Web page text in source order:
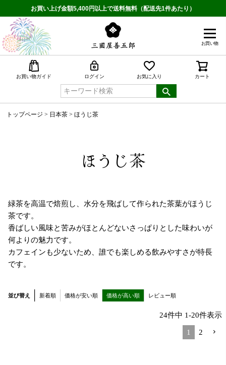
お買い上げ金額5,400円以上で送料無料（配送先1件あたり）
お買い物
お買い物ガイド ログイン お気に入り カート
トップページ 日本茶 ほうじ茶
ほうじ茶
緑茶を高温で焙煎し、水分を飛ばして作られた茶葉がほうじ
茶です。
香ばしい風味と苦みがほとんどないさっぱりとした味わいが
何よりの魅力です。
カフェインも少ないため、誰でも楽しめる飲みやすさが特長
です。
並び替え 新着順 価格が安い順 価格が高い順 レビュー順
24件中 1-20件表示
1 2